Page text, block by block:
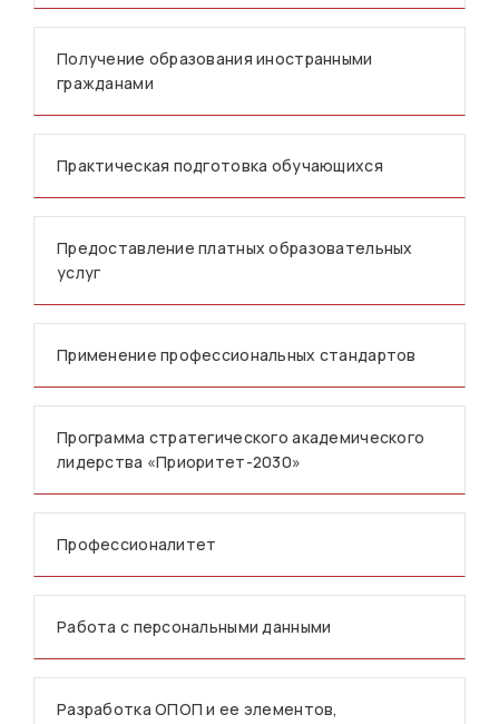
Получение образования иностранными
гражданами
Практическая подготовка обучающихся
Предоставление платных образовательных
услуг
Применение профессиональных стандартов
Программа стратегического академического
лидерства «Приоритет-2030»
Профессионалитет
Работа с персональными данными
Разработка ОПОП и ее элементов,